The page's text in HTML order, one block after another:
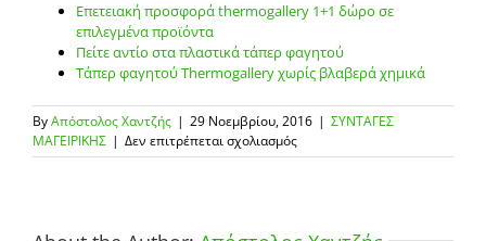
Επετειακή προσφορά thermogallery 1+1 δώρο σε
επιλεγμένα προϊόντα
Πείτε αντίο στα πλαστικά τάπερ φαγητού
Τάπερ φαγητού Thermogallery χωρίς βλαβερά χημικά
ByΑπόστολος Χαντζής | 29 Νοεμβρίου, 2016 | ΣΥΝΤΑΓΕΣ
ΜΑΓΕΙΡΙΚΗΣ | Δεν επιτρέπεται σχολιασμόςστο
Ρόδι